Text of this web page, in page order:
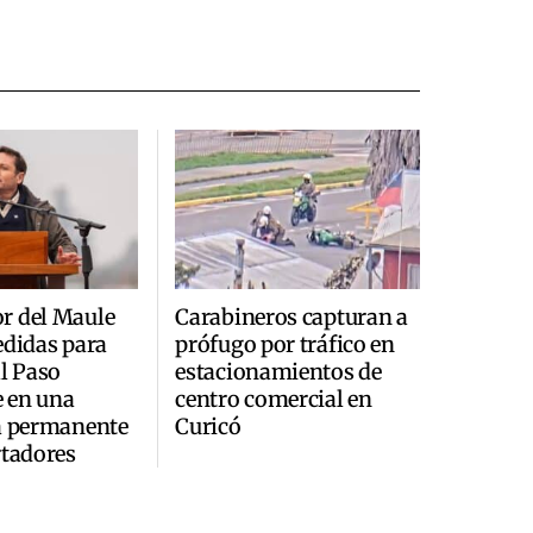
del Maule
para
Paso
en una
Carabineros capturan a
prófugo por tráfico en
estacionamientos de
centro comercial en
Curicó